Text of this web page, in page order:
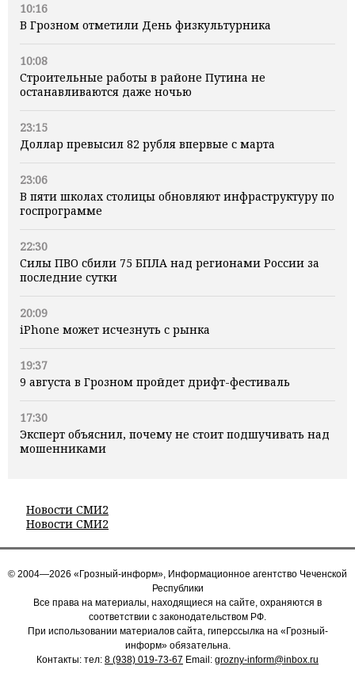
10:16
В Грозном отметили День физкультурника
10:08
Строительные работы в районе Путина не
останавливаются даже ночью
23:15
Доллар превысил 82 рубля впервые с марта
23:06
В пяти школах столицы обновляют инфраструктуру по
госпрограмме
22:30
Силы ПВО сбили 75 БПЛА над регионами России за
последние сутки
20:09
iPhone может исчезнуть с рынка
19:37
9 августа в Грозном пройдет дрифт-фестиваль
17:30
Эксперт объяснил, почему не стоит подшучивать над
мошенниками
Новости СМИ2
Новости СМИ2
© 2004—2026 «Грозный-информ», Информационное агентство Чеченской
Республики
Все права на материалы, находящиеся на сайте, охраняются в
соответствии с законодательством РФ.
При использовании материалов сайта, гиперссылка на «Грозный-
информ» обязательна.
Контакты: тел: 8 (938) 019-73-67 Email: grozny-inform@inbox.ru